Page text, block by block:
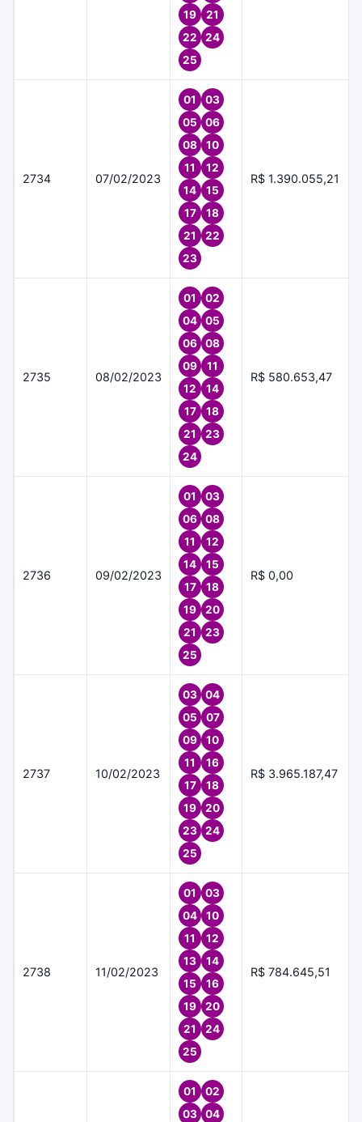
19
21
22
24
25
2734 07/02/2023
01
03
05
06
08
10
11
12
14
15
17
18
21
22
23
R$ 1.390.055,21
2735 08/02/2023
01
02
04
05
06
08
09
11
12
14
17
18
21
23
24
R$ 580.653,47
2736 09/02/2023
01
03
06
08
11
12
14
15
17
18
19
20
21
23
25
R$ 0,00
2737 10/02/2023
03
04
05
07
09
10
11
16
17
18
19
20
23
24
25
R$ 3.965.187,47
2738 11/02/2023
01
03
04
10
11
12
13
14
15
16
19
20
21
24
25
R$ 784.645,51
01
02
03
04